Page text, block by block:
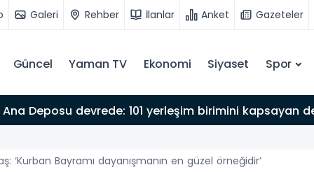
Galeri Rehber İlanlar Anket Gazeteler
Güncel Yaman TV Ekonomi Siyaset Spor
Deposu devrede: 101 yerleşim birimini kapsayan
‘Kurban Bayramı dayanışmanın en güzel örneğidir’